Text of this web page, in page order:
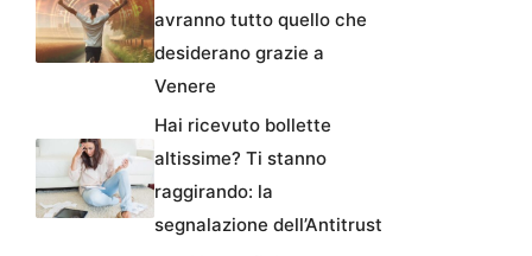
avranno tutto quello che
desiderano grazie a
Venere
Hai ricevuto bollette
altissime? Ti stanno
raggirando: la
segnalazione dell’Antitrust